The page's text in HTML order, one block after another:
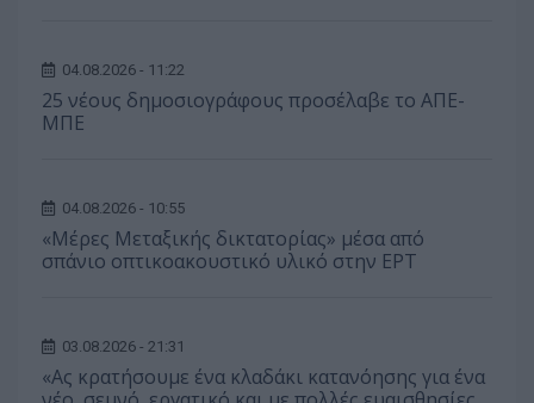
04.08.2026 - 11:22
25 νέους δημοσιογράφους προσέλαβε το ΑΠΕ-
ΜΠΕ
04.08.2026 - 10:55
«Μέρες Μεταξικής δικτατορίας» μέσα από
σπάνιο οπτικοακουστικό υλικό στην ΕΡΤ
03.08.2026 - 21:31
«Ας κρατήσουμε ένα κλαδάκι κατανόησης για ένα